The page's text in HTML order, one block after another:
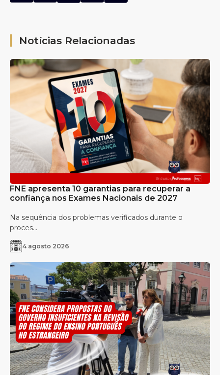
Notícias Relacionadas
FNE apresenta 10 garantias para recuperar a
confiança nos Exames Nacionais de 2027
Na sequência dos problemas verificados durante o
proces...
4 agosto 2026